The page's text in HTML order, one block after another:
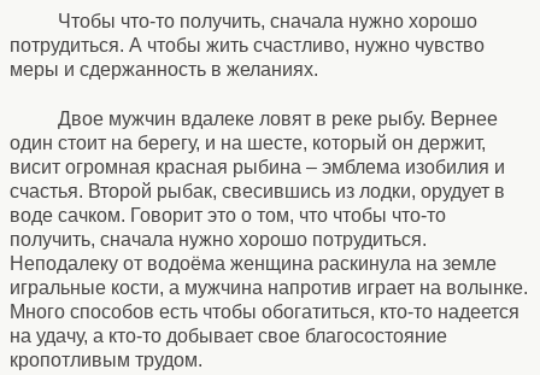
Чтобы что-то получить, сначала нужно хорошо
потрудиться. А чтобы жить счастливо, нужно чувство
меры и сдержанность в желаниях.
Двое мужчин вдалеке ловят в реке рыбу. Вернее
один стоит на берегу, и на шесте, который он держит,
висит огромная красная рыбина – эмблема изобилия и
счастья. Второй рыбак, свесившись из лодки, орудует в
воде сачком. Говорит это о том, что чтобы что-то
получить, сначала нужно хорошо потрудиться.
Неподалеку от водоёма женщина раскинула на земле
игральные кости, а мужчина напротив играет на волынке.
Много способов есть чтобы обогатиться, кто-то надеется
на удачу, а кто-то добывает свое благосостояние
кропотливым трудом.